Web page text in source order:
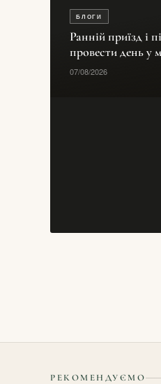
БЛОГИ
Ранній приїзд і
провести день у
07/08/2026
РЕКОМЕНДУЄМО